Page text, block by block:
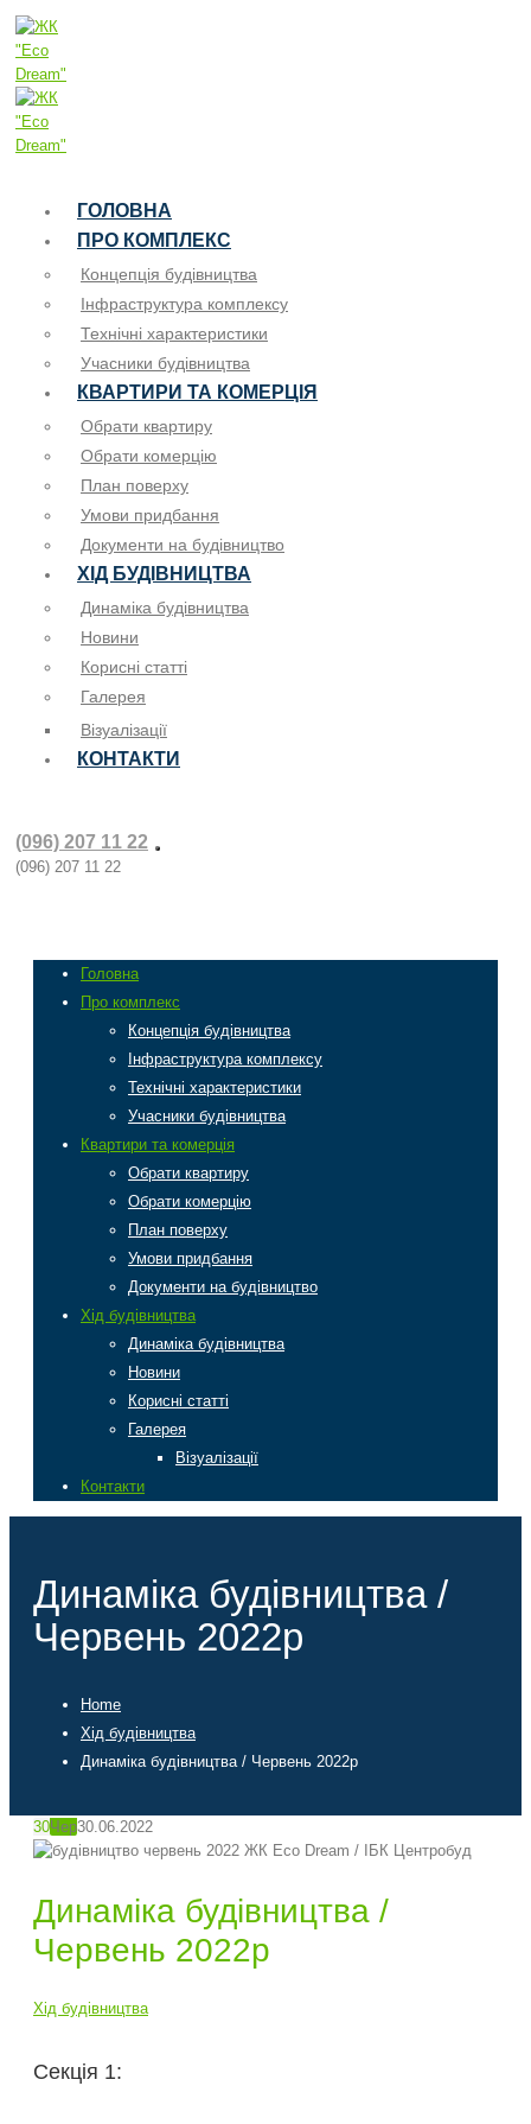
ГОЛОВНА
ПРО КОМПЛЕКС
Концепція будівництва
Інфраструктура комплексу
Технічні характеристики
Учасники будівництва
КВАРТИРИ ТА КОМЕРЦІЯ
Обрати квартиру
Обрати комерцію
План поверху
Умови придбання
Документи на будівництво
ХІД БУДІВНИЦТВА
Динаміка будівництва
Новини
Корисні статті
Галерея
Візуалізації
КОНТАКТИ
(096) 207 11 22
(096) 207 11 22
Головна
Про комплекс
Концепція будівництва
Інфраструктура комплексу
Технічні характеристики
Учасники будівництва
Квартири та комерція
Обрати квартиру
Обрати комерцію
План поверху
Умови придбання
Документи на будівництво
Хід будівництва
Динаміка будівництва
Новини
Корисні статті
Галерея
Візуалізації
Контакти
Динаміка будівництва /
Червень 2022р
Home
Хід будівництва
Динаміка будівництва / Червень 2022р
30Чер30.06.2022
Динаміка будівництва /
Червень 2022р
Хід будівництва
Секція 1: